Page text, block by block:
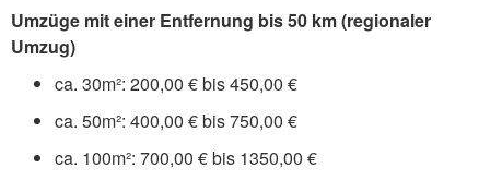
Umzüge mit einer Entfernung bis 50 km (regionaler
Umzug)
ca. 30m²: 200,00 € bis 450,00 €
ca. 50m²: 400,00 € bis 750,00 €
ca. 100m²: 700,00 € bis 1350,00 €